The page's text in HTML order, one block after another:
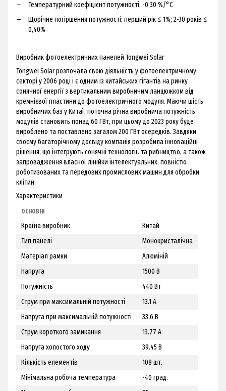
Температурний коефіцієнт потужності: -0,30 %/°C
Щорічне погіршення потужності: перший рік ≤ 1%; 2-30 років ≤
0,40%
Виробник фотоелектричних панелей Tongwei Solar
Tongwei Solar розпочала свою діяльність у фотоелектричному
секторі у 2006 році і є одним із китайських гігантів на ринку
сонячної енергії з вертикальним виробничим ланцюжком від
кремнієвої пластини до фотоелектричного модуля. Маючи шість
виробничих баз у Китаї, поточна річна виробнича потужність
модулів становить понад 60 ГВт, при цьому до 2023 року буде
вироблено та поставлено загалом 200 ГВт осередків. Завдяки
своєму багаторічному досвіду компанія розробила інноваційні
рішення, що інтегрують сонячні технології. та рибництво, а також
запровадження власної лінійки інтелектуальних, повністю
роботизованих та передових промислових машин для обробки
клітин.
Характеристики
ОСНОВНІ
Країна виробник
Китай
Тип панелі
Монокристалічна
Матеріал рамки
Алюміній
Напруга
1500 В
Потужність
440 Вт
Струм при максимальній потужності
13.1 А
Напруга при максимальній потужності
33.6 В
Струм короткого замикання
13.77 А
Напруга холостого ходу
39.45 В
Кількість елементів
108 шт.
Мінімальна робоча температура
-40 град.